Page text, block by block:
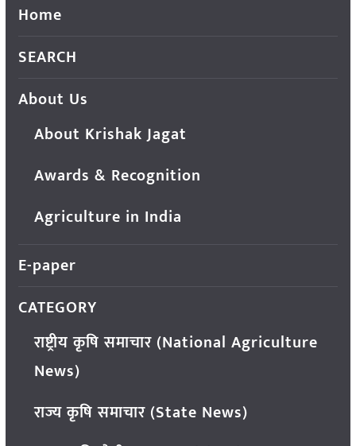
Home
SEARCH
About Us
About Krishak Jagat
Awards & Recognition
Agriculture in India
E-paper
CATEGORY
राष्ट्रीय कृषि समाचार (National Agriculture
News)
राज्य कृषि समाचार (State News)